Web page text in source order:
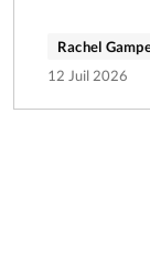
Rachel
12 Juil 2026